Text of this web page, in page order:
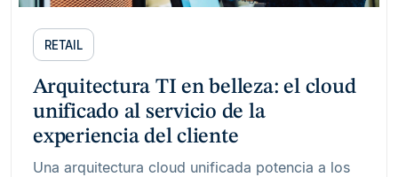
RETAIL
Arquitectura TI en belleza: el cloud
unificado al servicio de la
experiencia del cliente
Una arquitectura cloud unificada potencia a los